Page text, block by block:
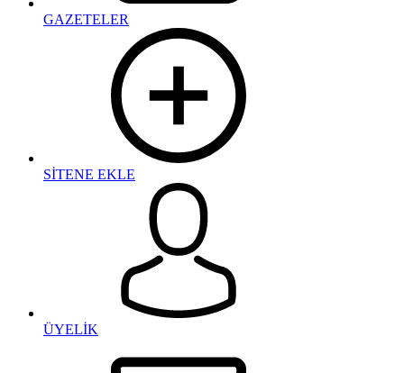
GAZETELER
SİTENE EKLE
ÜYELİK